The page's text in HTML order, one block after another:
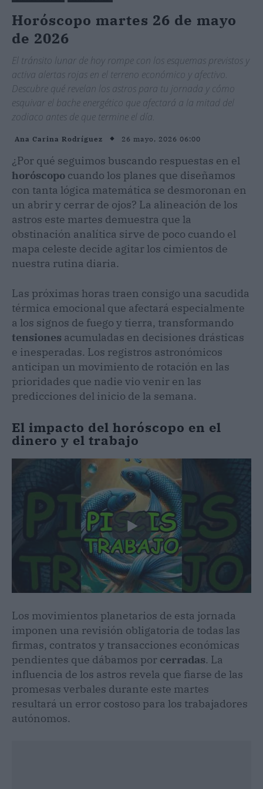
Horóscopo martes 26 de mayo
de 2026
El tránsito lunar de hoy rompe con los esquemas previstos y
activa alertas rojas en el terreno económico y afectivo.
Descubre qué revelan los astros para tu jornada y cómo
esquivar el bache energético que afectará a la mitad del
zodiaco antes de que termine el día.
Ana Carina Rodríguez 26 mayo, 2026 06:00
¿Por qué seguimos buscando respuestas en el
horóscopo cuando los planes que diseñamos
con tanta lógica matemática se desmoronan en
un abrir y cerrar de ojos? La alineación de los
astros este martes demuestra que la
obstinación analítica sirve de poco cuando el
mapa celeste decide agitar los cimientos de
nuestra rutina diaria.
Las próximas horas traen consigo una sacudida
térmica emocional que afectará especialmente
a los signos de fuego y tierra, transformando
tensiones acumuladas en decisiones drásticas
e inesperadas. Los registros astronómicos
anticipan un movimiento de rotación en las
prioridades que nadie vio venir en las
predicciones del inicio de la semana.
El impacto del horóscopo en el
dinero y el trabajo
Los movimientos planetarios de esta jornada
imponen una revisión obligatoria de todas las
firmas, contratos y transacciones económicas
pendientes que dábamos por cerradas. La
influencia de los astros revela que fiarse de las
promesas verbales durante este martes
resultará un error costoso para los trabajadores
autónomos.